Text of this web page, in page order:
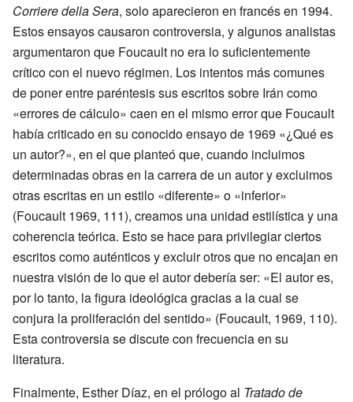
Corriere della Sera, solo aparecieron en francés en 1994.
Estos ensayos causaron controversia, y algunos analistas
argumentaron que Foucault no era lo suficientemente
crítico con el nuevo régimen. Los intentos más comunes
de poner entre paréntesis sus escritos sobre Irán como
«errores de cálculo» caen en el mismo error que Foucault
había criticado en su conocido ensayo de 1969 «¿Qué es
un autor?», en el que planteó que, cuando incluimos
determinadas obras en la carrera de un autor y excluimos
otras escritas en un estilo «diferente» o «inferior»
(Foucault 1969, 111), creamos una unidad estilística y una
coherencia teórica. Esto se hace para privilegiar ciertos
escritos como auténticos y excluir otros que no encajan en
nuestra visión de lo que el autor debería ser: «El autor es,
por lo tanto, la figura ideológica gracias a la cual se
conjura la proliferación del sentido» (Foucault, 1969, 110).
Esta controversia se discute con frecuencia en su
literatura.
Finalmente, Esther Díaz, en el prólogo al Tratado de